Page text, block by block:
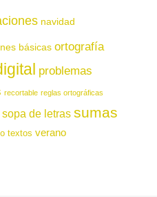
navidad
básicas ortografía
problemas
recortable reglas ortográficas
sopa de letras sumas
textos verano